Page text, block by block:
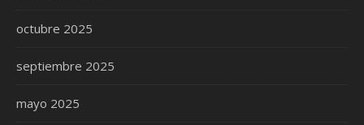
octubre 2025
septiembre 2025
mayo 2025